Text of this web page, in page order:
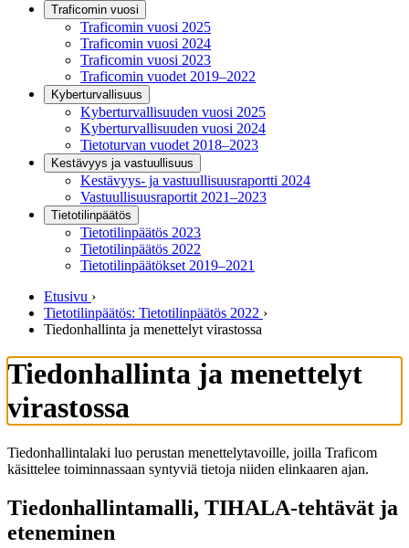
Traficomin vuosi
Traficomin vuosi 2025
Traficomin vuosi 2024
Traficomin vuosi 2023
Traficomin vuodet 2019–2022
Kyberturvallisuus
Kyberturvallisuuden vuosi 2025
Kyberturvallisuuden vuosi 2024
Tietoturvan vuodet 2018–2023
Kestävyys ja vastuullisuus
Kestävyys- ja vastuullisuusraportti 2024
Vastuullisuusraportit 2021–2023
Tietotilinpäätös
Tietotilinpäätös 2023
Tietotilinpäätös 2022
Tietotilinpäätökset 2019–2021
Etusivu ›
Tietotilinpäätös: Tietotilinpäätös 2022 ›
Tiedonhallinta ja menettelyt virastossa
Tiedonhallinta ja menettelyt
virastossa
Tiedonhallintalaki luo perustan menettelytavoille, joilla Traficom
käsittelee toiminnassaan syntyviä tietoja niiden elinkaaren ajan.
Tiedonhallintamalli, TIHALA-tehtävät ja
eteneminen